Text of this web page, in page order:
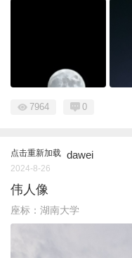
7964 0
点击重新加载 dawei
2024-8-26
伟人像
座标：湖南大学